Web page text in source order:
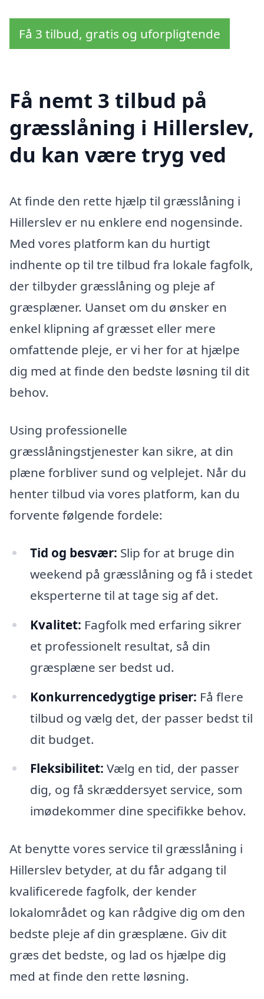
Få 3 tilbud, gratis og uforpligtende
Få nemt 3 tilbud på
græsslåning i Hillerslev,
du kan være tryg ved
At finde den rette hjælp til græsslåning i
Hillerslev er nu enklere end nogensinde.
Med vores platform kan du hurtigt
indhente op til tre tilbud fra lokale fagfolk,
der tilbyder græsslåning og pleje af
græsplæner. Uanset om du ønsker en
enkel klipning af græsset eller mere
omfattende pleje, er vi her for at hjælpe
dig med at finde den bedste løsning til dit
behov.
Using professionelle
græsslåningstjenester kan sikre, at din
plæne forbliver sund og velplejet. Når du
henter tilbud via vores platform, kan du
forvente følgende fordele:
Tid og besvær: Slip for at bruge din
weekend på græsslåning og få i stedet
eksperterne til at tage sig af det.
Kvalitet: Fagfolk med erfaring sikrer
et professionelt resultat, så din
græsplæne ser bedst ud.
Konkurrencedygtige priser: Få flere
tilbud og vælg det, der passer bedst til
dit budget.
Fleksibilitet: Vælg en tid, der passer
dig, og få skræddersyet service, som
imødekommer dine specifikke behov.
At benytte vores service til græsslåning i
Hillerslev betyder, at du får adgang til
kvalificerede fagfolk, der kender
lokalområdet og kan rådgive dig om den
bedste pleje af din græsplæne. Giv dit
græs det bedste, og lad os hjælpe dig
med at finde den rette løsning.